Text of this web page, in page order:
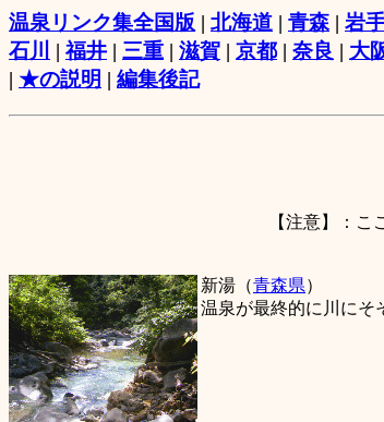
温泉リンク集全国版 | 北海道 | 青森 | 岩
石川
|福井 | 三重 | 滋賀 | 京都 | 奈良 | 大
| ★の説明 | 編集後記
【注意】：
新湯（青森県）
温泉が最終的に川にそ